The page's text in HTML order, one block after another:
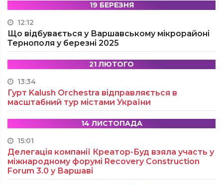
19 БЕРЕЗНЯ
12:12
Що відбувається у Варшавському мікрорайоні
Тернополя у березні 2025
21 ЛЮТОГО
13:34
Гурт Kalush Orchestra відправляється в
масштабний тур містами України
14 ЛИСТОПАДА
15:01
Делегація компанії Креатор-Буд взяла участь у
міжнародному форумі Recovery Construction
Forum 3.0 у Варшаві